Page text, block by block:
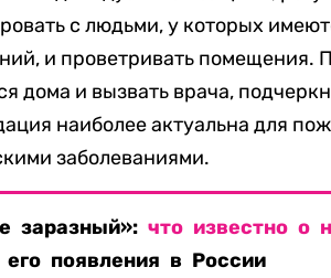
с людьми, у которых
и проветривать помещения.
дома и вызвать врача,
наиболее актуальна для
заболеваниями.
заразный»:что известно о
его появления в России